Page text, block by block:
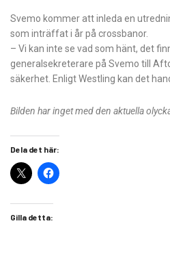
Svemo kommer att inleda en
som inträffat i år på crossbanor.
– Vi kan inte se vad som hänt, det
generalsekreterare på Svemo till
säkerhet. Enligt Westling kan det
Bilden har inget med den aktuella
Dela det här:
Gilla detta: